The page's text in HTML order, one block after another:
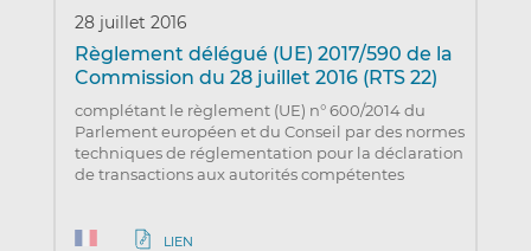
28 juillet 2016
Règlement délégué (UE) 2017/590 de la
Commission du 28 juillet 2016 (RTS 22)
complétant le règlement (UE) n° 600/2014 du
Parlement européen et du Conseil par des normes
techniques de réglementation pour la déclaration
de transactions aux autorités compétentes
LIEN